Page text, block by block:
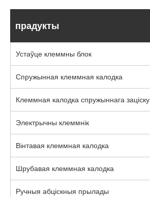
прадукты
Устаўце клеммны блок
Спружынная клеммная калодка
Клеммная калодка спружыннага заціску
Электрычны клеммнік
Вінтавая клеммная калодка
Шрубавая клеммная калодка
Ручныя абціскныя прылады